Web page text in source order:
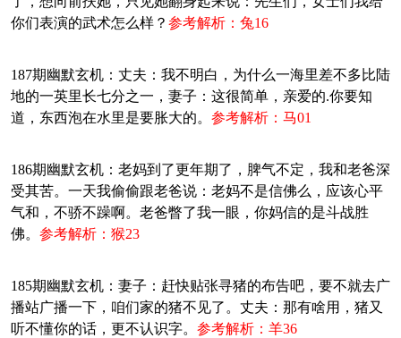
你们表演的武术怎么样？ 参考解析：兔16
187期幽默玄机：丈夫：我不明白，为什么一海里差不多比陆
地的一英里长七分之一，妻子：这很简单，亲爱的.你要知
道，东西泡在水里是要胀大的。 参考解析：马01
186期幽默玄机：老妈到了更年期了，脾气不定，我和老爸深
受其苦。一天我偷偷跟老爸说：老妈不是信佛么，应该心平
气和，不骄不躁啊。老爸瞥了我一眼，你妈信的是斗战胜
佛。 参考解析：猴23
185期幽默玄机：妻子：赶快贴张寻猪的布告吧，要不就去广
播站广播一下，咱们家的猪不见了。丈夫：那有啥用，猪又
听不懂你的话，更不认识字。 参考解析：羊36